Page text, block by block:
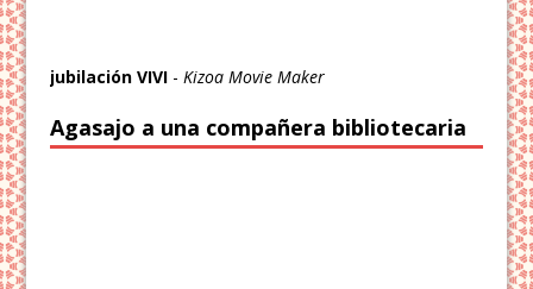
jubilación VIVI -Kizoa Movie Maker
Agasajo a una compañera bibliotecaria